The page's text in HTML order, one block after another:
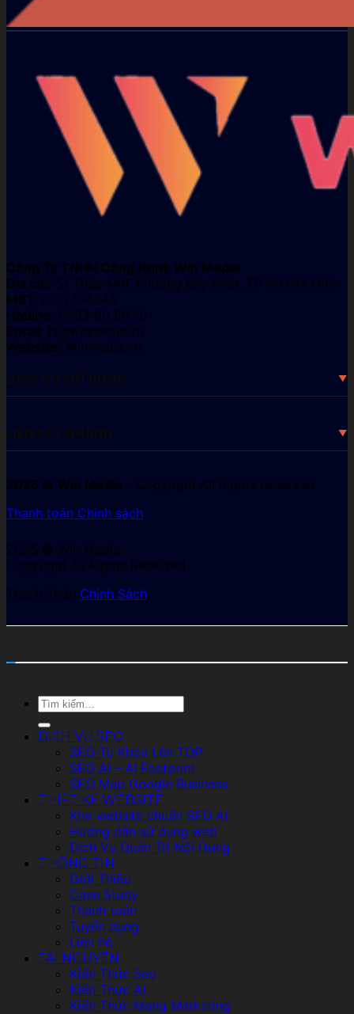
Công Ty TNHH Công Nghệ Win Media
Địa chỉ: 51 Thép Mới, Phường Bảy Hiền, TP Hồ Chí Minh
MST: 0317704245
Hotline: 0983 60 90 10
Email: hi@winmedia.vn
Website: Winmedia.vn
DỊCH VỤ MỞ RỘNG
LIÊN KẾT NHANH
2025 © Win Media - Copyright All Rights Reserved
Thanh toán Chính sách
2025 © Win Media
Copyright All Rights Reserved
Thanh Toán Chính Sách
Tìm
kiếm:
DỊCH VỤ SEO
SEO Từ Khóa Lên TOP
SEO AI – AI Footprint
SEO Map Google Business
THIẾT KẾ WEBSITE
Kho website chuẩn SEO AI
Hướng dẫn sử dụng web
Dịch Vụ Quản Trị Nội Dung
THÔNG TIN
Giới Thiệu
Case Study
Thanh toán
Tuyển dụng
Liên hệ
TÀI NGUYÊN
Kiến Thức Seo
Kiến Thức AI
Kiến Thức Mạng Marketing